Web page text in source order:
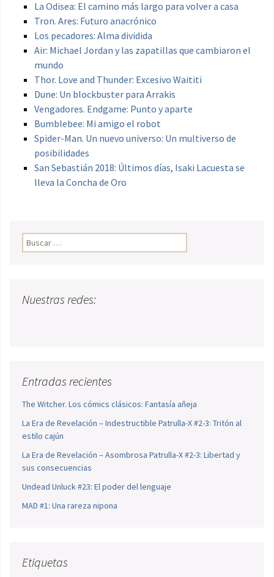
La Odisea: El camino más largo para volver a casa
Tron. Ares: Futuro anacrónico
Los pecadores: Alma dividida
Air: Michael Jordan y las zapatillas que cambiaron el
mundo
Thor. Love and Thunder: Excesivo Waititi
Dune: Un blockbuster para Arrakis
Vengadores. Endgame: Punto y aparte
Bumblebee: Mi amigo el robot
Spider-Man. Un nuevo universo: Un multiverso de
posibilidades
San Sebastián 2018: Últimos días, Isaki Lacuesta se
lleva la Concha de Oro
Buscar:
Nuestras redes:
Entradas recientes
The Witcher. Los cómics clásicos: Fantasía añeja
La Era de Revelación – Indestructible Patrulla-X #2-3: Tritón al
estilo cajún
La Era de Revelación – Asombrosa Patrulla-X #2-3: Libertad y
sus consecuencias
Undead Unluck #23: El poder del lenguaje
MAD #1: Una rareza nipona
Etiquetas